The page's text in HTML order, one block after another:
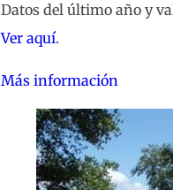
Datos del último año y
Ver aquí.
Más información